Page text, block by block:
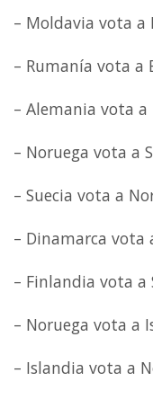
– Moldavia vota a
– Rumanía vota a
– Alemania vota
– Noruega vota a
– Suecia vota a
– Dinamarca vota
– Finlandia vota a
– Noruega vota a
– Islandia vota a